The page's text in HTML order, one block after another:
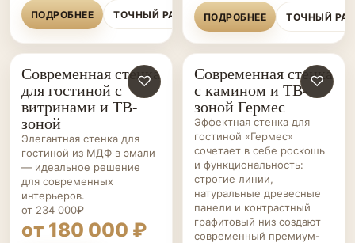
ПОДРОБНЕЕ ТОЧНЫЙ РАСЧЁТ ПОДРОБНЕЕ ТОЧНЫЙ
ГОСТИНЫЕ НА ЗАКАЗ
♡
Современная стенка
для гостиной с
витринами и ТВ-
зоной
Элегантная стенка для
гостиной из МДФ в эмали
— идеальное решение
для современных
интерьеров.
от 234 000₽
от 180 000 ₽
ГОСТИНЫЕ НА ЗАКАЗ
♡
Современная стенка
с камином и ТВ-
зоной Гермес
Эффектная стенка для
гостиной «Гермес»
сочетает в себе роскошь
и функциональность:
строгие линии,
натуральные древесные
панели и контрастный
графитовый низ создают
современный премиум-